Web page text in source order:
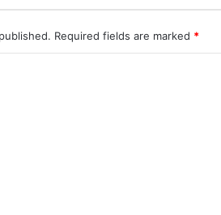
Required fields are marked *